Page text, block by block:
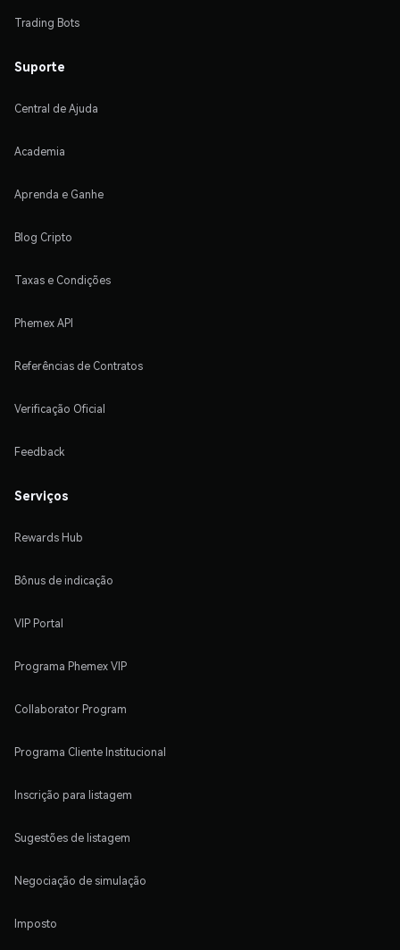
Trading Bots
Suporte
Central de Ajuda
Academia
Aprenda e Ganhe
Blog Cripto
Taxas e Condições
Phemex API
Referências de Contratos
Verificação Oficial
Feedback
Serviços
Rewards Hub
Bônus de indicação
VIP Portal
Programa Phemex VIP
Collaborator Program
Programa Cliente Institucional
Inscrição para listagem
Sugestões de listagem
Negociação de simulação
Imposto